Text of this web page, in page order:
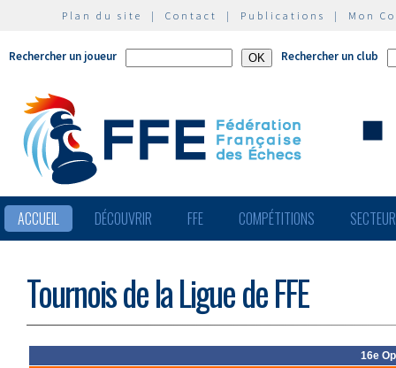
Plan du site | Contact | Publications | Mon
Rechercher un joueur Rechercher un club
ACCUEIL DÉCOUVRIR FFE COMPÉTITIONS
Tournois de la Ligue de FFE
16e